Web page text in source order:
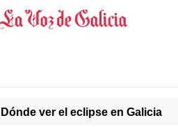
ver el eclipse en Galicia